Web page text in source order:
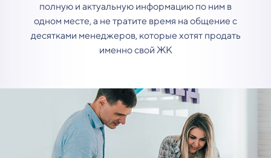
полную и актуальную информацию по ним в
одном месте, а не тратите время на общение с
десятками менеджеров, которые хотят продать
именно свой ЖК